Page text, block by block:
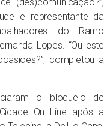
(des)comunicação?”,
e representante da
do Ramo
Lopes. “Ou este
completou a
o bloqueio de
On Line após a